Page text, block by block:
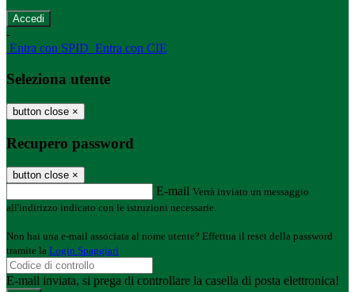
-
Entra con SPID Entra con CIE
Seleziona utente
button close ×
Recupero password
button close ×
E-mail Verrà inviato un messaggio
all'indirizzo indicato con le istruzioni necessarie.
Non hai una e-mail associata al nome utente? Effettua il reset della password
tramite la Login Spaggiari
E-mail inviata, si prega di controllare la casella di posta elettronica!